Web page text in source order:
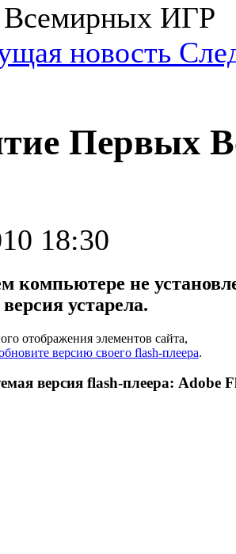
ИГР
новость
Первых
18:30
компьютере не
устарела.
отображения элементов сайта,
версию своего flash-плеера.
версия flash-плеера: Adobe